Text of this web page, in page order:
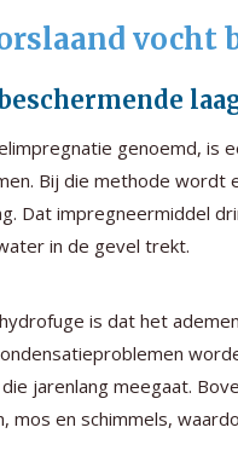
vocht
genoemd, is
Bij die methode
Dat impregneermiddel
in de gevel trekt.
is dat het
jarenlang meegaat.
mos en schimmels,